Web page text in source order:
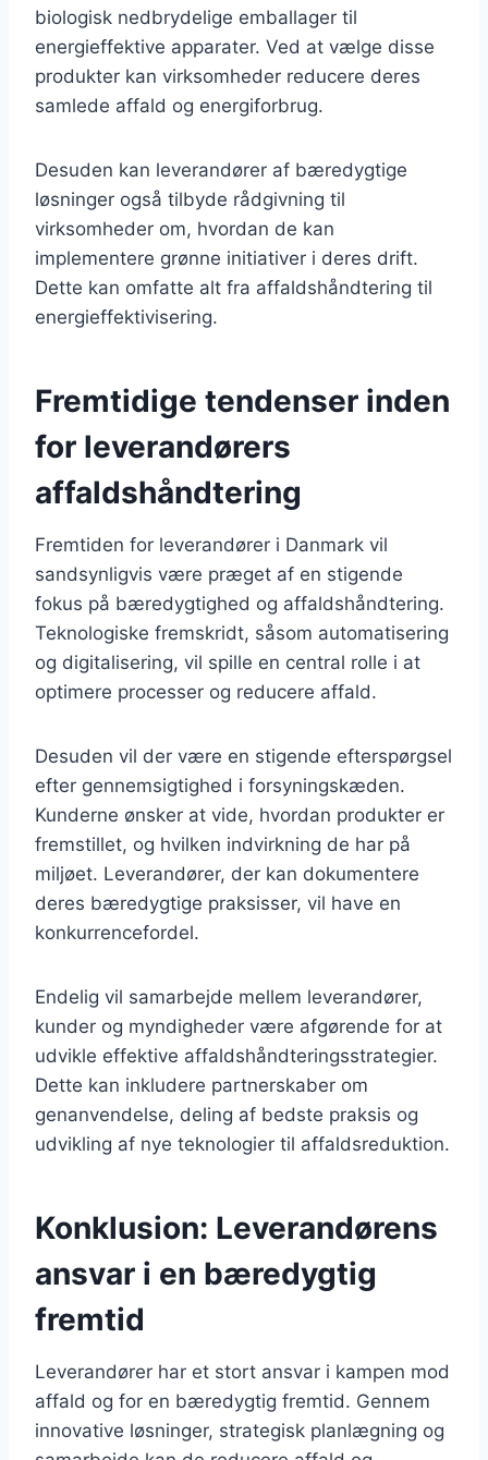
biologisk nedbrydelige emballager til
energieffektive apparater. Ved at vælge disse
produkter kan virksomheder reducere deres
samlede affald og energiforbrug.
Desuden kan leverandører af bæredygtige
løsninger også tilbyde rådgivning til
virksomheder om, hvordan de kan
implementere grønne initiativer i deres drift.
Dette kan omfatte alt fra affaldshåndtering til
energieffektivisering.
Fremtidige tendenser inden
for leverandørers
affaldshåndtering
Fremtiden for leverandører i Danmark vil
sandsynligvis være præget af en stigende
fokus på bæredygtighed og affaldshåndtering.
Teknologiske fremskridt, såsom automatisering
og digitalisering, vil spille en central rolle i at
optimere processer og reducere affald.
Desuden vil der være en stigende efterspørgsel
efter gennemsigtighed i forsyningskæden.
Kunderne ønsker at vide, hvordan produkter er
fremstillet, og hvilken indvirkning de har på
miljøet. Leverandører, der kan dokumentere
deres bæredygtige praksisser, vil have en
konkurrencefordel.
Endelig vil samarbejde mellem leverandører,
kunder og myndigheder være afgørende for at
udvikle effektive affaldshåndteringsstrategier.
Dette kan inkludere partnerskaber om
genanvendelse, deling af bedste praksis og
udvikling af nye teknologier til affaldsreduktion.
Konklusion: Leverandørens
ansvar i en bæredygtig
fremtid
Leverandører har et stort ansvar i kampen mod
affald og for en bæredygtig fremtid. Gennem
innovative løsninger, strategisk planlægning og